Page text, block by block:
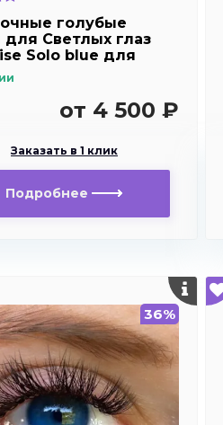
голубые
для Светлых глаз
Solo blue для
от 4 500 ₽
Заказать в 1 клик
Подробнее
36%